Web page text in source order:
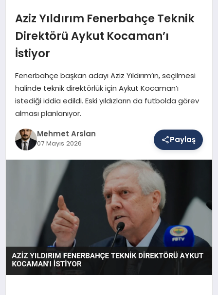
SPOR
SAĞLIK
EĞITIM
Aziz Yıldırım Fenerbahçe Teknik
Direktörü Aykut Kocaman’ı
İstiyor
Fenerbahçe başkan adayı Aziz Yıldırım’ın, seçilmesi
halinde teknik direktörlük için Aykut Kocaman’ı
istediği iddia edildi. Eski yıldızların da futbolda görev
alması planlanıyor.
Mehmet Arslan
07 Mayıs 2026 Paylaş